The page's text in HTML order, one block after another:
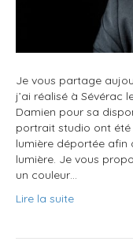
Je vous partage
j’ai réalisé à Sévérac
Damien pour sa
portrait studio ont été
lumière déportée afin
lumière. Je vous
un couleur…
Lire la suite